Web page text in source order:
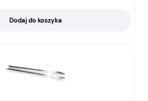
Dodaj do koszyka